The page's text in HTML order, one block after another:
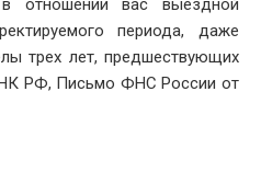
отношении вас выездной
периода, даже
трех лет, предшествующих
НК РФ, Письмо ФНС России от